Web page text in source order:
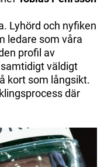
Lyhörd och nyfiken
ledare som våra
profil av
väldigt
kort som långsikt.
där